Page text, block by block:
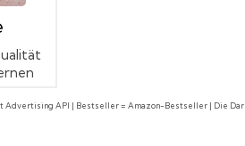
Advertising API | Bestseller = Amazon-Bestseller | Die